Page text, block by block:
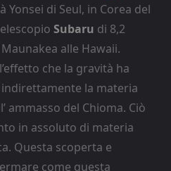
Yonsei di Seul, in Corea del
Subaru di 8,2
alle Hawaii.
che la gravità ha
la materia
ammasso del Chioma. Ciò
in assoluto di materia
Questa scoperta e
come questa